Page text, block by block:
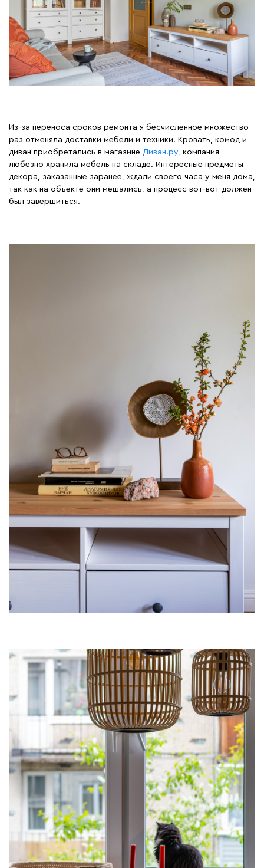
Из-за переноса сроков ремонта я бесчисленное множество
раз отменяла доставки мебели и техники. Кровать, комод и
диван приобретались в магазине Диван.ру , компания
любезно хранила мебель на складе. Интересные предметы
декора, заказанные заранее, ждали своего часа у меня дома,
так как на объекте они мешались, а процесс вот-вот должен
был завершиться.